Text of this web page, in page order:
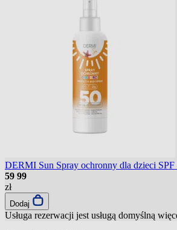
DERMI Sun Spray ochronny dla dzieci SPF
59 99
zł
Dodaj
Usługa rezerwacji jest usługą domyślną